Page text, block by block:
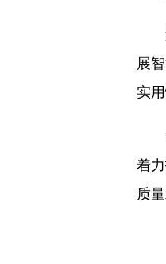
近
展
实
“
着
质